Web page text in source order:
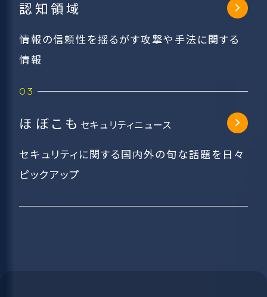
認知領域
情報の信頼性を揺るがす攻撃や手法に関する
情報
ほぼこも セキュリティニュース
セキュリティに関する国内外の旬な話題を日々
ピックアップ